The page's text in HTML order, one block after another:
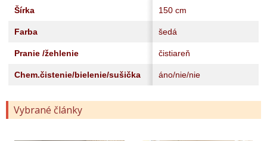
Šírka 150 cm
Farba šedá
Pranie /žehlenie čistiareň
Chem.čistenie/bielenie/sušička áno/nie/nie
Vybrané články